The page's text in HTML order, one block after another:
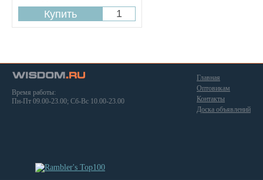
Время работы:
Пн-Пт 09.00-23.00; Сб-Вс 10.00-23.00
Главная
Оптовикам
Контакты
Доска объявлений